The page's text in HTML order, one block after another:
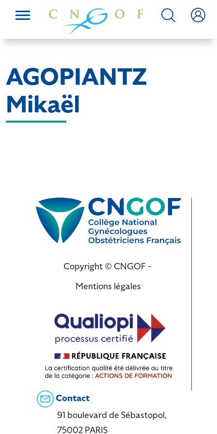
AGOPIANTZ
Mikaël
Copyright © CNGOF -
Mentions légales
Contact
91 boulevard de Sébastopol,
75002 PARIS